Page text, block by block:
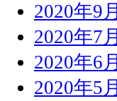
2020年9月
2020年7月
2020年6月
2020年5月